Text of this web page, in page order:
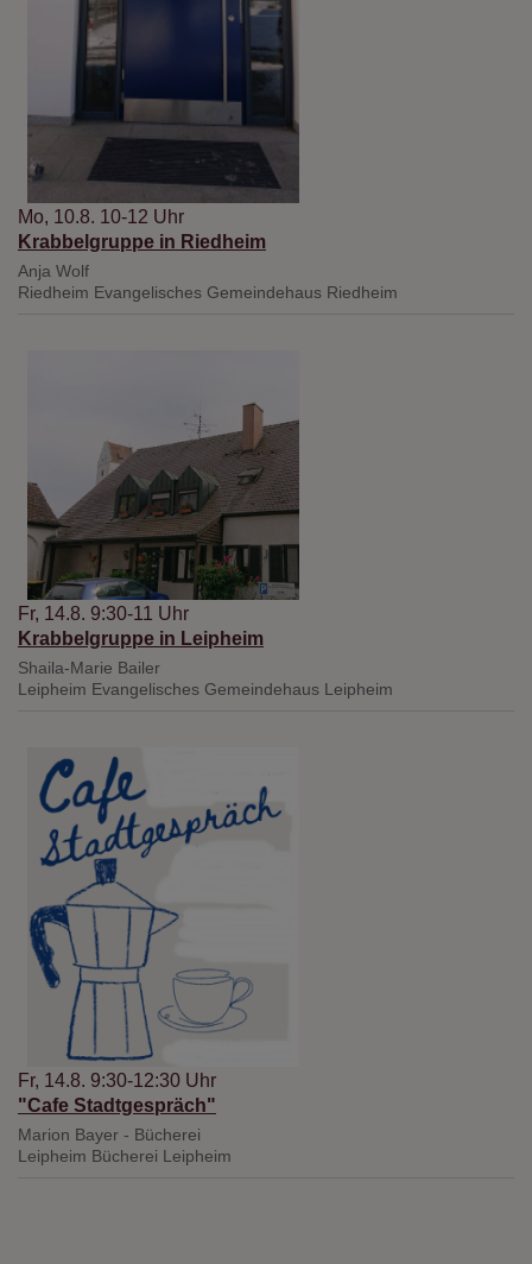
Mo, 10.8. 10-12 Uhr
Krabbelgruppe in Riedheim
Anja Wolf
Riedheim Evangelisches Gemeindehaus Riedheim
Fr, 14.8. 9:30-11 Uhr
Krabbelgruppe in Leipheim
Shaila-Marie Bailer
Leipheim Evangelisches Gemeindehaus Leipheim
Fr, 14.8. 9:30-12:30 Uhr
"Cafe Stadtgespräch"
Marion Bayer - Bücherei
Leipheim Bücherei Leipheim